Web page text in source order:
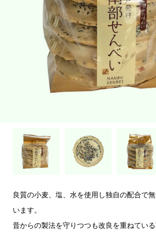
良質の小麦、塩、水を使用し独自の配合で
います。
昔からの製法を守りつつも改良を重ねてい